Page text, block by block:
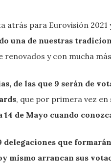
atrás para Eurovisión 2021
una de nuestras
renovados y con mucha
de las que 9 serán de
, que por primera vez
de Mayo cuando
delegaciones que
mismo arrancan sus